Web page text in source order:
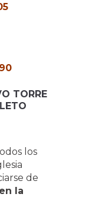
TORRE
los
de
la